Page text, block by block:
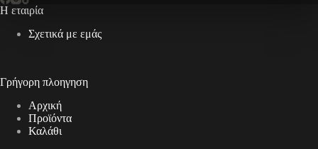
Η εταιρία
Σχετικά με εμάς
Γρήγορη πλοηγηση
Αρχική
Προϊόντα
Καλάθι